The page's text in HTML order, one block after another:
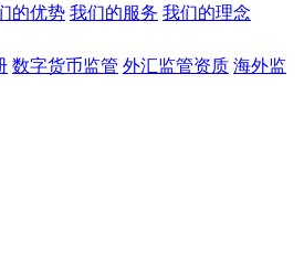
的优势 我们的服务 我们的理念
数字货币监管 外汇监管资质 海外监